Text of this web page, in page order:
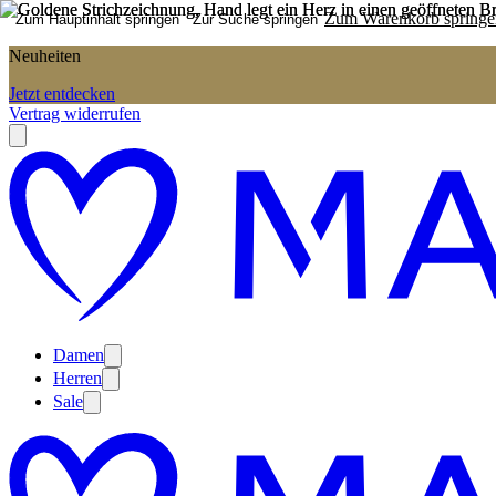
Zum Hauptinhalt springen Zur Suche springen Zum Warenkorb
Neuheiten
Jetzt entdecken
Vertrag widerrufen
Damen
Herren
Sale